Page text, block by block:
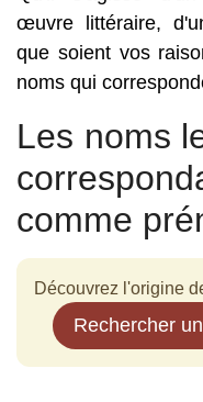
œuvre littéraire,
que soient vos
noms qui
Les noms
comme
Découvrez l'origine
Rechercher